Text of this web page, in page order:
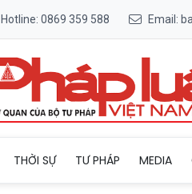
Hotline: 0869 359 588 Email:
THỜI SỰ TƯ PHÁP MEDIA